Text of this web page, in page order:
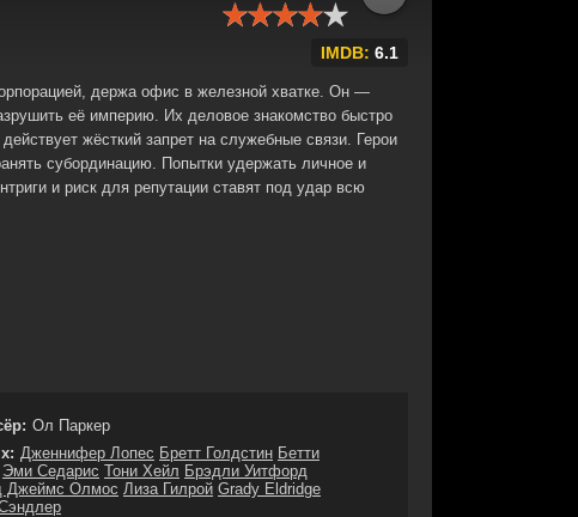
IMDB: 6.1
держа офис в железной хватке. Он —
её империю. Их деловое знакомство быстро
жёсткий запрет на служебные связи. Герои
субординацию. Попытки удержать личное и
и риск для репутации ставят под удар всю
Ол Паркер
Дженнифер Лопес Бретт Голдстин Бетти
Эми Седарис Тони Хейл Брэдли Уитфорд
Джеймс Олмос Лиза Гилрой Grady Eldridge